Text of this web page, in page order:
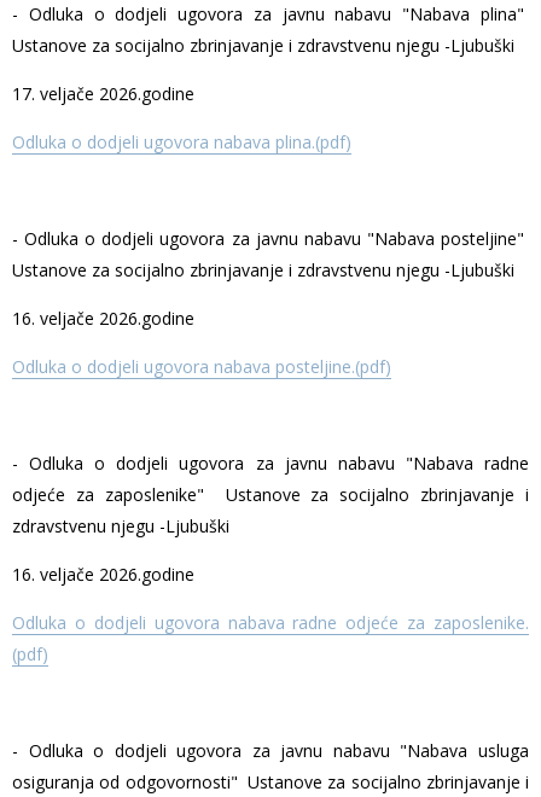
- Odluka o dodjeli ugovora za javnu nabavu "Nabava plina"
Ustanove za socijalno zbrinjavanje i zdravstvenu njegu -Ljubuški
17. veljače 2026.godine
Odluka o dodjeli ugovora nabava plina.(pdf)
- Odluka o dodjeli ugovora za javnu nabavu "Nabava posteljine"
Ustanove za socijalno zbrinjavanje i zdravstvenu njegu -Ljubuški
16. veljače 2026.godine
Odluka o dodjeli ugovora nabava posteljine.(pdf)
- Odluka o dodjeli ugovora za javnu nabavu "Nabava radne
odjeće za zaposlenike" Ustanove za socijalno zbrinjavanje i
zdravstvenu njegu -Ljubuški
16. veljače 2026.godine
Odluka o dodjeli ugovora nabava radne odjeće za zaposlenike.
(pdf)
- Odluka o dodjeli ugovora za javnu nabavu "Nabava usluga
osiguranja od odgovornosti" Ustanove za socijalno zbrinjavanje i